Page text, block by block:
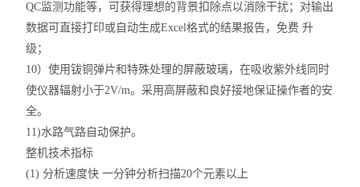
QC监测功能等，可获得理想的背景扣除点以消除干扰；对输出
数据可直接打印或自动生成Excel格式的结果报告，免费 升
级；
10）使用钹铜弹片和特殊处理的屏蔽玻璃，在吸收紫外线同时
使仪器辐射小于2V/m。采用高屏蔽和良好接地保证操作者的安
全。
11)水路气路自动保护。
整机技术指标
(1) 分析速度快 一分钟分析扫描20个元素以上